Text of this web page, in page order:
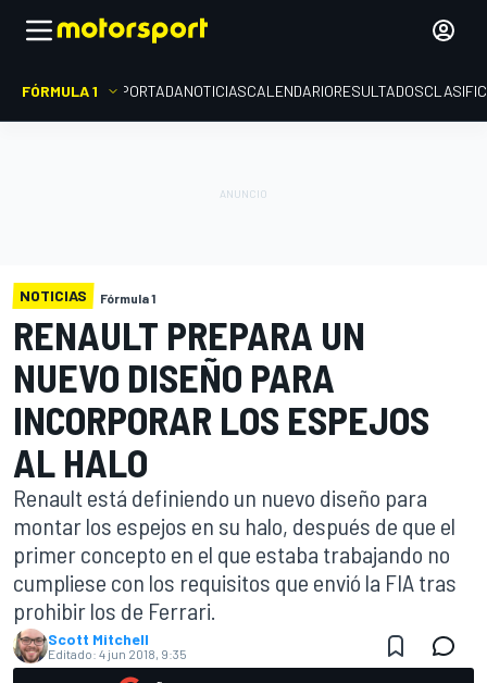
FÓRMULA 1 PORTADANOTICIASCALENDARIORESULTADOS
NOTICIAS Fórmula 1
RENAULT PREPARA UN
NUEVO DISEÑO PARA
INCORPORAR LOS ESPEJOS
AL HALO
Renault está definiendo un nuevo diseño para
montar los espejos en su halo, después de que el
primer concepto en el que estaba trabajando no
cumpliese con los requisitos que envió la FIA tras
prohibir los de Ferrari.
Scott Mitchell
Editado: 4 jun 2018, 9:35